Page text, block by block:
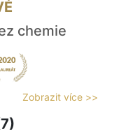
chemie
Zobrazit více >>